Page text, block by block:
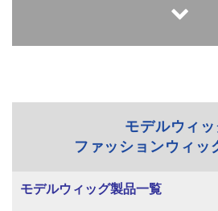
モデルウィ
ファッションウィッ
モデルウィッグ製品一覧